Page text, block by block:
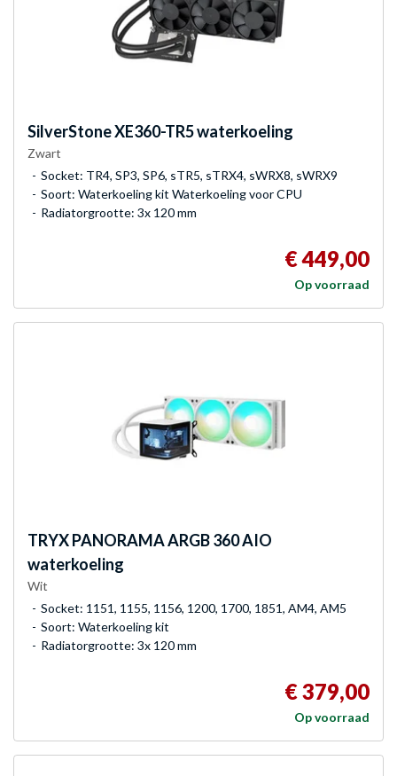
SilverStoneXE360-TR5 waterkoeling
Zwart
Socket: TR4, SP3, SP6, sTR5, sTRX4, sWRX8, sWRX9
Soort: Waterkoeling kit Waterkoeling voor CPU
Radiatorgrootte: 3x 120 mm
€ 449,00
Op voorraad
TRYXPANORAMA ARGB 360 AIO
waterkoeling
Wit
Socket: 1151, 1155, 1156, 1200, 1700, 1851, AM4, AM5
Soort: Waterkoeling kit
Radiatorgrootte: 3x 120 mm
€ 379,00
Op voorraad